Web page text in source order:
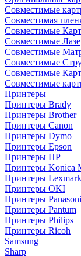
Совместимые
Совместимая
Совместимые
Совместимые
Совместимые
Совместимые
Совместимые
Совместимые
Принтеры
Принтеры Brady
Принтеры Brother
Принтеры Canon
Принтеры Dymo
Принтеры Epson
Принтеры HP
Принтеры Konica
Принтеры Lexmark
Принтеры OKI
Принтеры
Принтеры Pantum
Принтеры Philips
Принтеры Ricoh
Samsung
Sharp